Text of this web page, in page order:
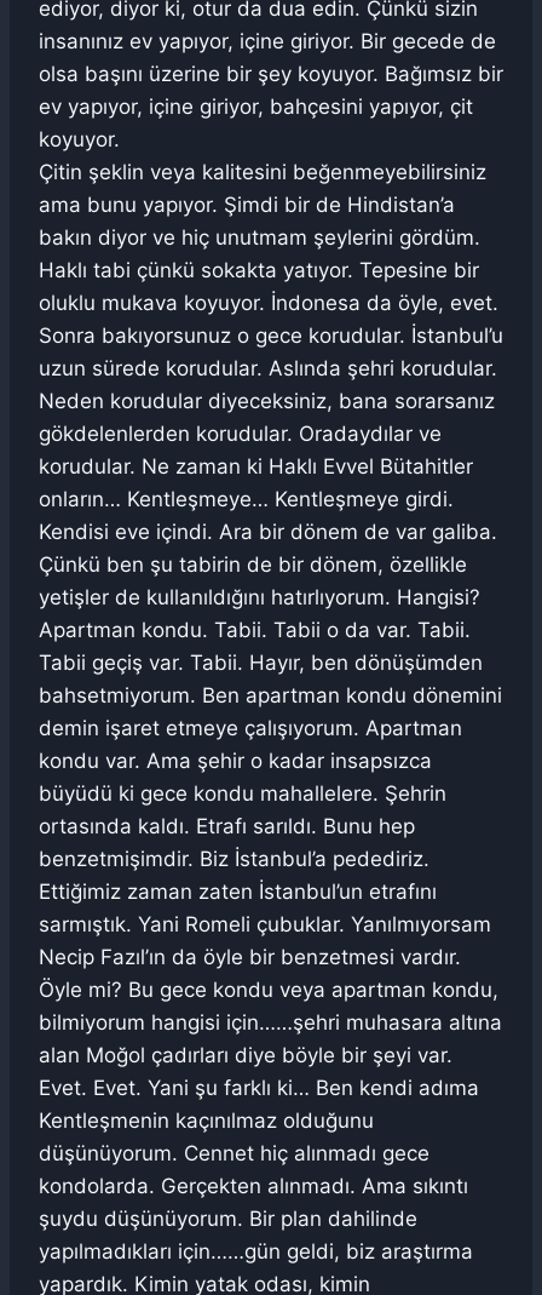
ediyor, diyor ki, otur da dua edin. Çünkü sizin
insanınız ev yapıyor, içine giriyor. Bir gecede de
olsa başını üzerine bir şey koyuyor. Bağımsız bir
ev yapıyor, içine giriyor, bahçesini yapıyor, çit
koyuyor.
Çitin şeklin veya kalitesini beğenmeyebilirsiniz
ama bunu yapıyor. Şimdi bir de Hindistan’a
bakın diyor ve hiç unutmam şeylerini gördüm.
Haklı tabi çünkü sokakta yatıyor. Tepesine bir
oluklu mukava koyuyor. İndonesa da öyle, evet.
Sonra bakıyorsunuz o gece korudular. İstanbul’u
uzun sürede korudular. Aslında şehri korudular.
Neden korudular diyeceksiniz, bana sorarsanız
gökdelenlerden korudular. Oradaydılar ve
korudular. Ne zaman ki Haklı Evvel Bütahitler
onların… Kentleşmeye… Kentleşmeye girdi.
Kendisi eve içindi. Ara bir dönem de var galiba.
Çünkü ben şu tabirin de bir dönem, özellikle
yetişler de kullanıldığını hatırlıyorum. Hangisi?
Apartman kondu. Tabii. Tabii o da var. Tabii.
Tabii geçiş var. Tabii. Hayır, ben dönüşümden
bahsetmiyorum. Ben apartman kondu dönemini
demin işaret etmeye çalışıyorum. Apartman
kondu var. Ama şehir o kadar insapsızca
büyüdü ki gece kondu mahallelere. Şehrin
ortasında kaldı. Etrafı sarıldı. Bunu hep
benzetmişimdir. Biz İstanbul’a pedediriz.
Ettiğimiz zaman zaten İstanbul’un etrafını
sarmıştık. Yani Romeli çubuklar. Yanılmıyorsam
Necip Fazıl’ın da öyle bir benzetmesi vardır.
Öyle mi? Bu gece kondu veya apartman kondu,
bilmiyorum hangisi için……şehri muhasara altına
alan Moğol çadırları diye böyle bir şeyi var.
Evet. Evet. Yani şu farklı ki… Ben kendi adıma
Kentleşmenin kaçınılmaz olduğunu
düşünüyorum. Cennet hiç alınmadı gece
kondolarda. Gerçekten alınmadı. Ama sıkıntı
şuydu düşünüyorum. Bir plan dahilinde
yapılmadıkları için……gün geldi, biz araştırma
yapardık. Kimin yatak odası, kimin